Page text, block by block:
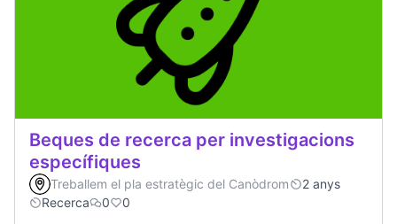
Beques de recerca per investigacions
específiques
Treballem el pla estratègic del Canòdrom
2 anys
Recerca
0 0